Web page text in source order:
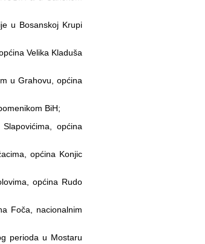
u Bosanskoj Krupi
Velika Kladuša
u Grahovu, općina
BiH;
općina
općina Konjic
općina Rudo
Foča, nacionalnim
perioda u Mostaru